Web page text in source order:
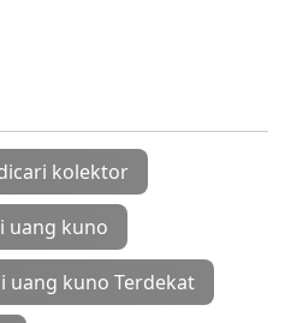
kolektor
uang kuno
uang kuno Terdekat